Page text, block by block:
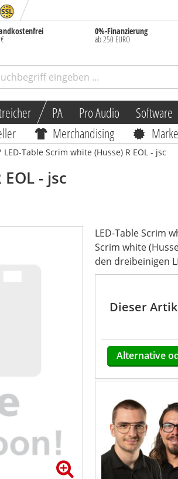
0%-Finanzierung
ab 250 EURO
PA Pro Audio Software
Merchandising
LED-Table Scrim white (Husse) R EOL - jsc
- jsc
LED-Table Scrim
Scrim white
den dreibeinigen
Dieser
Alternative